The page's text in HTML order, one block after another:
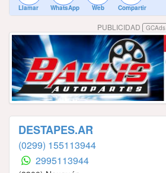
Llamar WhatsApp Web Compartir
PUBLICIDAD GCAds
DESTAPES.AR
(0299) 155113944
2995113944